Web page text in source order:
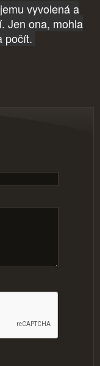
vyvolená a
Jen ona, mohla
počít.